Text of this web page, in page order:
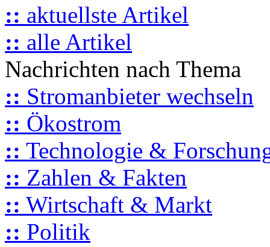
:: aktuellste Artikel
:: alle Artikel
Nachrichten nach Thema
:: Stromanbieter wechseln
:: Ökostrom
:: Technologie &
:: Zahlen & Fakten
:: Wirtschaft & Markt
:: Politik